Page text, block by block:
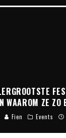
WAAROM ZE ZO
Fien Events